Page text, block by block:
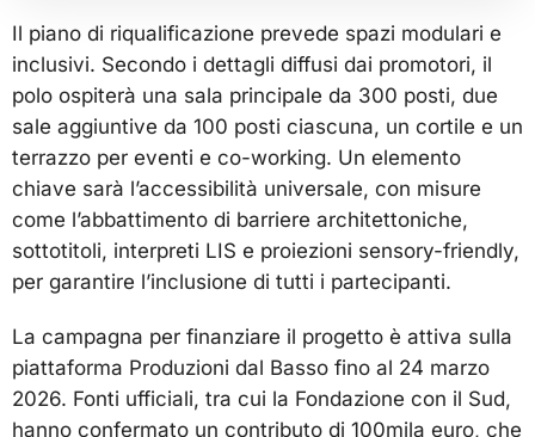
Il piano di riqualificazione prevede spazi modulari e
inclusivi. Secondo i dettagli diffusi dai promotori, il
polo ospiterà una sala principale da 300 posti, due
sale aggiuntive da 100 posti ciascuna, un cortile e un
terrazzo per eventi e co-working. Un elemento
chiave sarà l’accessibilità universale, con misure
come l’abbattimento di barriere architettoniche,
sottotitoli, interpreti LIS e proiezioni sensory-friendly,
per garantire l’inclusione di tutti i partecipanti.
La campagna per finanziare il progetto è attiva sulla
piattaforma Produzioni dal Basso fino al 24 marzo
2026. Fonti ufficiali, tra cui la Fondazione con il Sud,
hanno confermato un contributo di 100mila euro, che